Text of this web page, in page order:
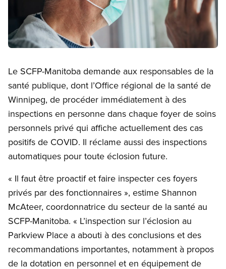
Le SCFP-Manitoba demande aux responsables de la
santé publique, dont l’Office régional de la santé de
Winnipeg, de procéder immédiatement à des
inspections en personne dans chaque foyer de soins
personnels privé qui affiche actuellement des cas
positifs de COVID. Il réclame aussi des inspections
automatiques pour toute éclosion future.
« Il faut être proactif et faire inspecter ces foyers
privés par des fonctionnaires », estime Shannon
McAteer, coordonnatrice du secteur de la santé au
SCFP-Manitoba. « L’inspection sur l’éclosion au
Parkview Place a abouti à des conclusions et des
recommandations importantes, notamment à propos
de la dotation en personnel et en équipement de